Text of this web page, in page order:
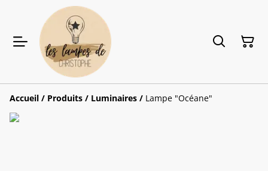
Accueil / Produits / Luminaires / Lampe "Océane"